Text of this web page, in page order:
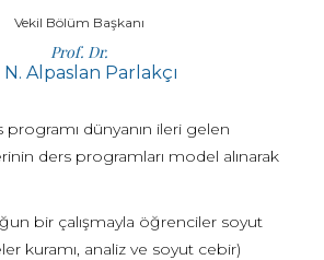
Vekil Bölüm Başkanı
Prof. Dr.
N. Alpaslan Parlakçı
dünyanın ileri gelen
ders programları model alınarak
bir çalışmayla öğrenciler soyut
kuramı, analiz ve soyut cebir)